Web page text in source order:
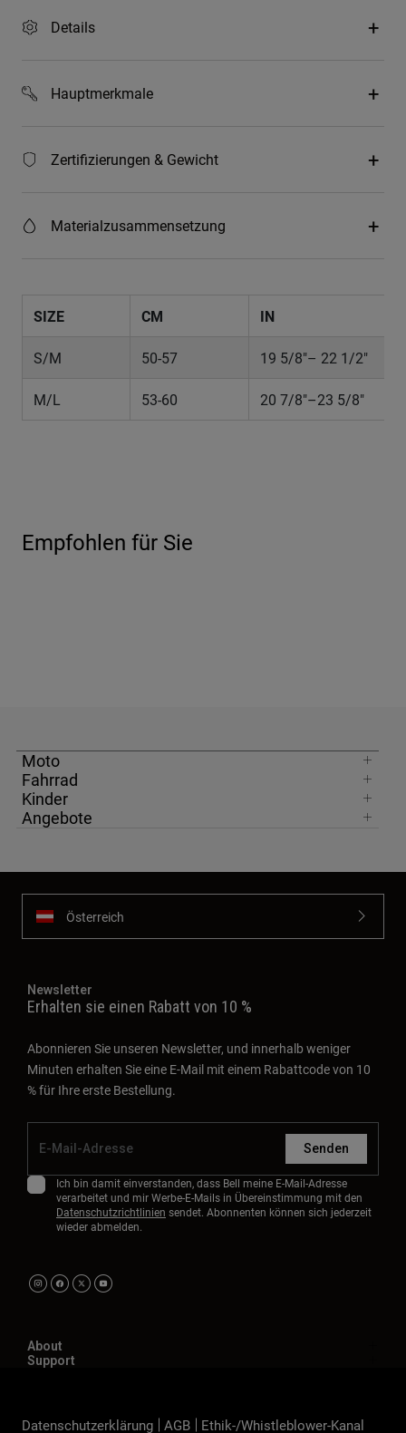
Details
Hauptmerkmale
Zertifizierungen & Gewicht
Materialzusammensetzung
SIZE CM IN
S/M 50-57 19 5/8"– 22 1/2"
M/L 53-60 20 7/8"–23 5/8"
Empfohlen für Sie
Moto
Fahrrad
Kinder
Angebote
Österreich
Newsletter
Erhalten sie einen Rabatt von 10 %
Abonnieren Sie unseren Newsletter, und innerhalb weniger
Minuten erhalten Sie eine E-Mail mit einem Rabattcode von 10
% für Ihre erste Bestellung.
Senden
Ich bin damit einverstanden, dass Bell meine E-Mail-Adresse
verarbeitet und mir Werbe-E-Mails in Übereinstimmung mit den
Datenschutzrichtlinien sendet. Abonnenten können sich jederzeit
wieder abmelden.
About
Support
Datenschutzerklärung AGB Ethik-/Whistleblower-Kanal